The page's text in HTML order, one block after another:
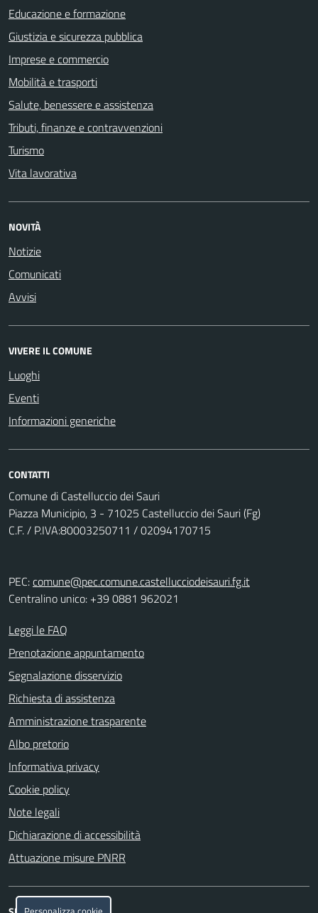
Educazione e formazione
Giustizia e sicurezza pubblica
Imprese e commercio
Mobilità e trasporti
Salute, benessere e assistenza
Tributi, finanze e contravvenzioni
Turismo
Vita lavorativa
NOVITÀ
Notizie
Comunicati
Avvisi
VIVERE IL COMUNE
Luoghi
Eventi
Informazioni generiche
CONTATTI
Comune di Castelluccio dei Sauri
Piazza Municipio, 3 - 71025 Castelluccio dei Sauri (Fg)
C.F. / P.IVA:80003250711 / 02094170715
PEC:comune@pec.comune.castellucciodeisauri.fg.it
Centralino unico: +39 0881 962021
Leggi le FAQ
Prenotazione appuntamento
Segnalazione disservizio
Richiesta di assistenza
Amministrazione trasparente
Albo pretorio
Informativa privacy
Cookie policy
Note legali
Dichiarazione di accessibilità
Attuazione misure PNRR